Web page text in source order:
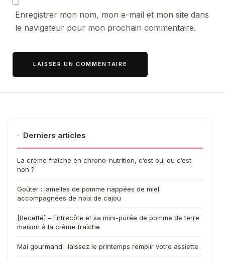
Enregistrer mon nom, mon e-mail et mon site dans
le navigateur pour mon prochain commentaire.
· Derniers articles
La crème fraîche en chrono-nutrition, c’est oui ou c’est
non ?
Goûter : lamelles de pomme nappées de miel
accompagnées de noix de cajou
[Recette] – Entrecôte et sa mini-purée de pomme de terre
maison à la crème fraîche
Mai gourmand : laissez le printemps remplir votre assiette